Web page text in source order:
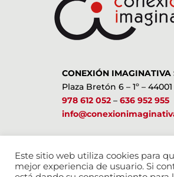
CONEXIÓN IMAGINATIVA
Plaza Bretón 6 – 1º –
978 612 052– 636 952 955
Este sitio web utiliza cookies para
mejor experiencia de usuario. Si